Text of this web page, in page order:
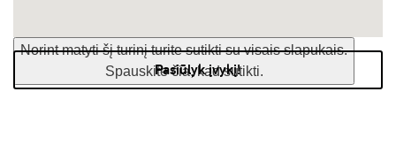
Norint matyti šį turinį turite sutikti su visais slapukais.
Spauskite čia, kad sutikti.
Pasiūlyk įvykį!